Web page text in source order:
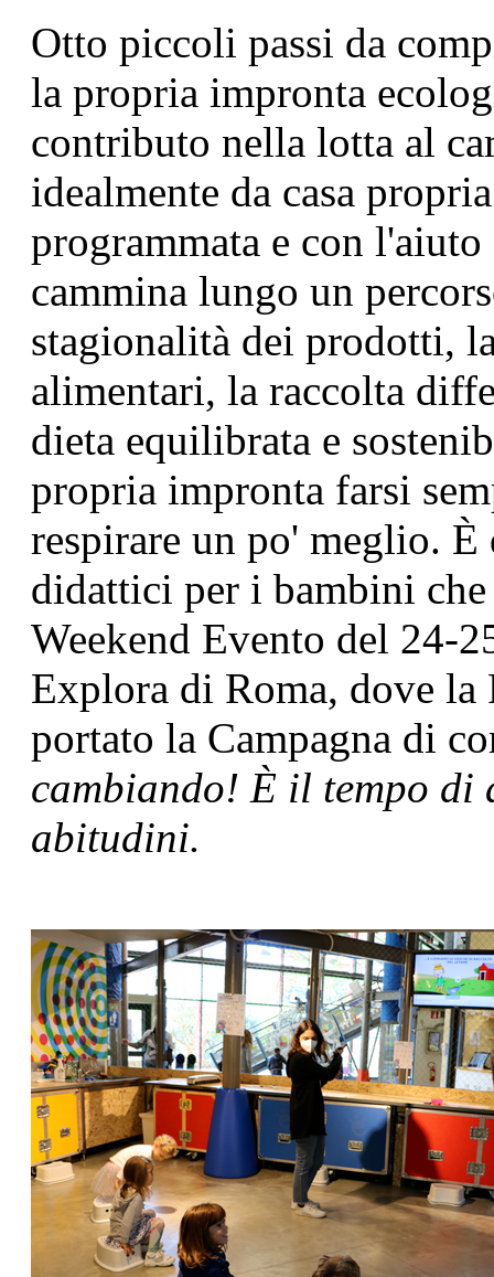
Otto piccoli passi da
la propria impronta
contributo nella lotta al
idealmente da casa
programmata e con
cammina lungo un
stagionalità dei prodotti,
alimentari, la raccolta
dieta equilibrata e
propria impronta farsi
respirare un po' meglio.
didattici per i bambini
Weekend Evento del 24-
Explora di Roma, dove la
portato la Campagna di
cambiando! È il tempo di
abitudini.